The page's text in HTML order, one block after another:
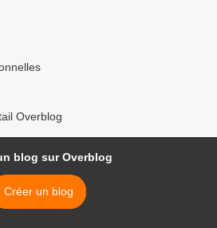
Overblog
blog sur Overblog
Créer un blog